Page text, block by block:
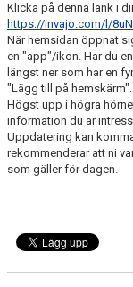
TÄVLING
MASK KALENDER
BILDGALLERI
SPONSORER &
KLUBBKLÄDER
Klicka på denna länk i
https://invajo.com/l/
När hemsidan öppnat
en "app"/ikon. Har du
längst ner som har en
"Lägg till på
Högst upp i högra
information du är
Uppdatering kan
rekommenderar att ni
som gäller för dagen.